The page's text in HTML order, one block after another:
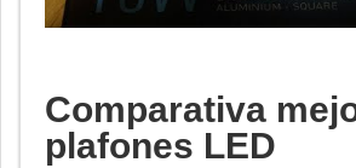
Comparativa
plafones LED